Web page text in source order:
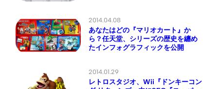
2014.04.08
あなたはどの『マリオカート』か
ら？任天堂、シリーズの歴史を纏め
たインフォグラフィックを公開
2014.01.29
レトロスタジオ、Wii『ドンキーコン